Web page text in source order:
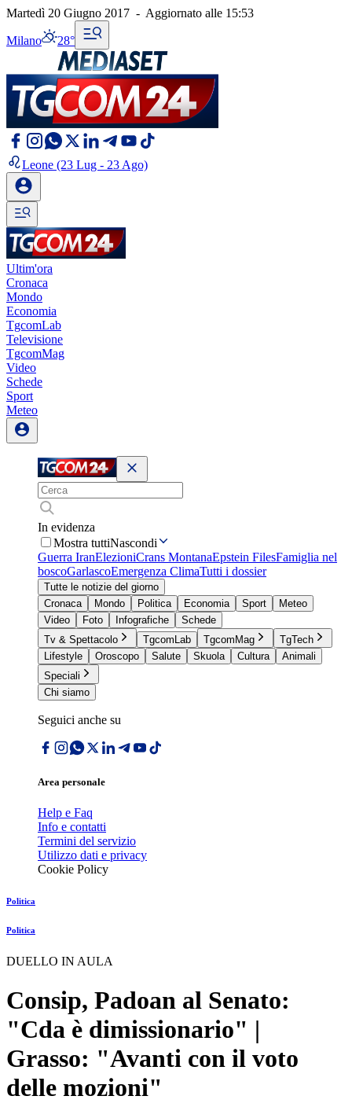
Martedì 20 Giugno 2017 - Aggiornato alle 15:53
Milano 28°
Leone (23 Lug - 23 Ago)
Ultim'ora
Cronaca
Mondo
Economia
TgcomLab
Televisione
TgcomMag
Video
Schede
Sport
Meteo
In evidenza
Mostra tuttiNascondi
Guerra IranElezioniCrans MontanaEpstein FilesFamiglia nel
boscoGarlascoEmergenza ClimaTutti i dossier
Tutte le notizie del giorno
Cronaca
Mondo Politica Economia Sport
Meteo
Video
Foto Infografiche
Schede
Tv & Spettacolo
TgcomLab TgcomMag
TgTech
Lifestyle
Oroscopo Salute Skuola Cultura
Animali
Speciali
Chi siamo
Seguici anche su
Area personale
Help e Faq
Info e contatti
Termini del servizio
Utilizzo dati e privacy
Cookie Policy
Politica
Politica
DUELLO IN AULA
Consip, Padoan al Senato:
"Cda è dimissionario" |
Grasso: "Avanti con il voto
delle mozioni"